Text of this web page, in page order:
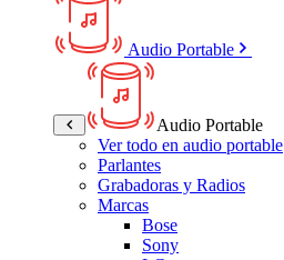
Audio Portable
Audio Portable
Ver todo en audio portable
Parlantes
Grabadoras y Radios
Marcas
Bose
Sony